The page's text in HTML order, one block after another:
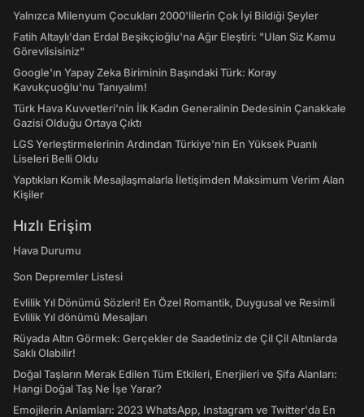
Yalnızca Milenyum Çocukları 2000'lilerin Çok İyi Bildiği Şeyler
Fatih Altaylı'dan Erdal Beşikçioğlu'na Ağır Eleştiri: "Ulan Siz Kamu
Görevlisisiniz"
Google'ın Yapay Zeka Biriminin Başındaki Türk: Koray
Kavukçuoğlu'nu Tanıyalım!
Türk Hava Kuvvetleri'nin İlk Kadın Generalinin Dedesinin Çanakkale
Gazisi Olduğu Ortaya Çıktı
LGS Yerleştirmelerinin Ardından Türkiye'nin En Yüksek Puanlı
Liseleri Belli Oldu
Yaptıkları Komik Mesajlaşmalarla İletişimden Maksimum Verim Alan
Kişiler
Hızlı Erişim
Hava Durumu
Son Depremler Listesi
Evlilik Yıl Dönümü Sözleri! En Özel Romantik, Duygusal ve Resimli
Evlilik Yıl dönümü Mesajları
Rüyada Altın Görmek: Gerçekler de Saadetiniz de Çil Çil Altınlarda
Saklı Olabilir!
Doğal Taşların Merak Edilen Tüm Etkileri, Enerjileri ve Şifa Alanları:
Hangi Doğal Taş Ne İşe Yarar?
Emojilerin Anlamları: 2023 WhatsApp, Instagram ve Twitter'da En